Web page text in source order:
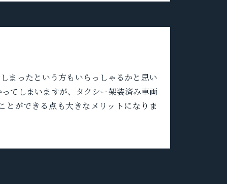
まったという方もいらっしゃるかと思い
てしまいますが、タクシー架装済み車両
とができる点も大きなメリットになりま